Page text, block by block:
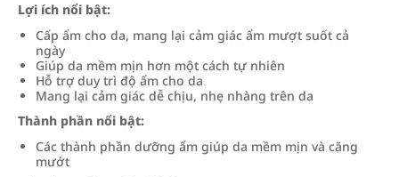
Lợi ích nổi bật:
Cấp ẩm cho da, mang lại cảm giác ẩm mượt suốt cả
ngày
Giúp da mềm mịn hơn một cách tự nhiên
Hỗ trợ duy trì độ ẩm cho da
Mang lại cảm giác dễ chịu, nhẹ nhàng trên da
Thành phần nổi bật:
Các thành phần dưỡng ẩm giúp da mềm mịn và căng
mướt